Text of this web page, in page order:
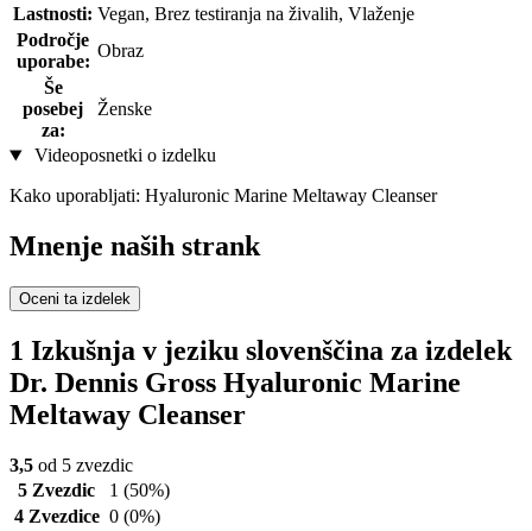
Lastnosti: Vegan, Brez testiranja na živalih, Vlaženje
Področje
uporabe:
Obraz
Še
posebej
za:
Ženske
Videoposnetki o izdelku
Kako uporabljati: Hyaluronic Marine Meltaway Cleanser
Mnenje naših strank
Oceni ta izdelek
1 Izkušnja v jeziku slovenščina za izdelek
Dr. Dennis Gross Hyaluronic Marine
Meltaway Cleanser
3,5 od 5 zvezdic
5 Zvezdic
1 (50%)
4 Zvezdice 0 (0%)